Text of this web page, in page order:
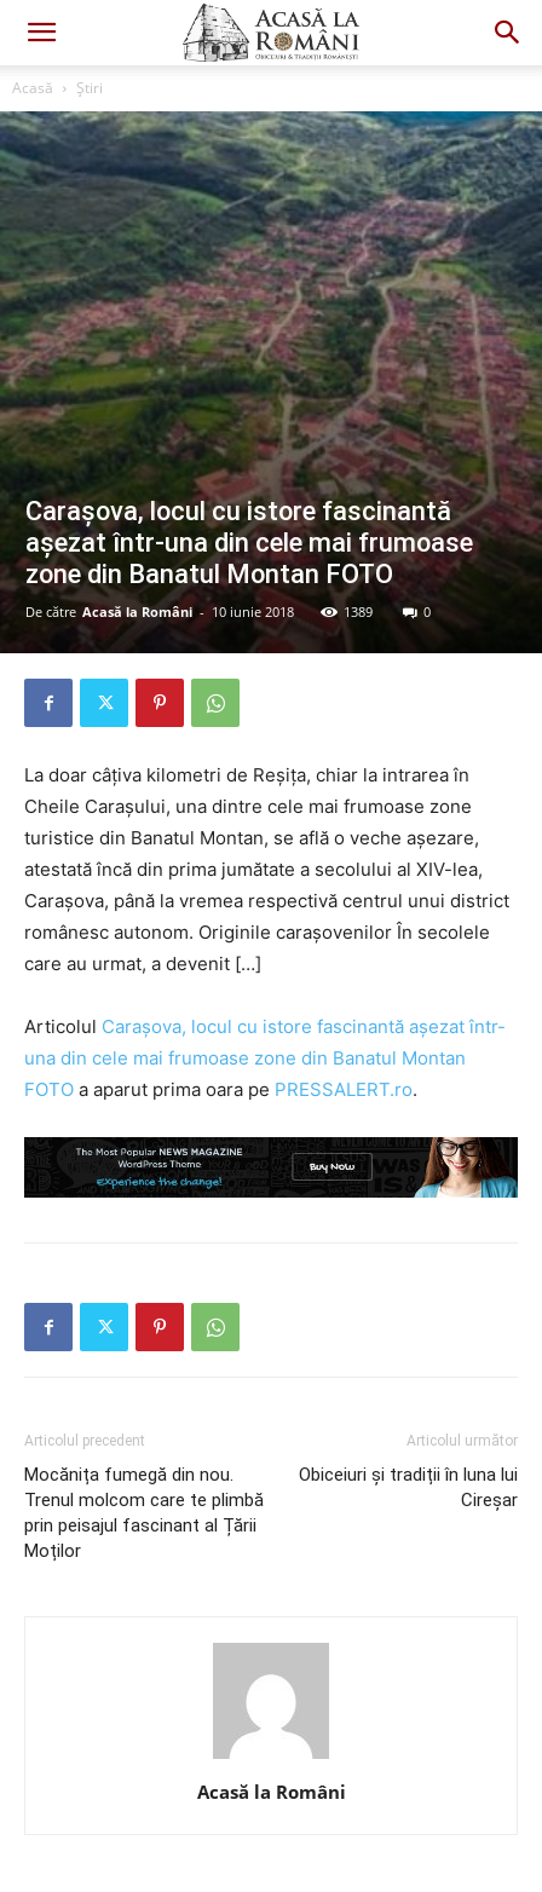
Acasă Știri
Carașova, locul cu istore fascinantă
așezat într-una din cele mai frumoase
zone din Banatul Montan FOTO
De către Acasă la Români - 10 iunie 2018 1389 0
La doar câţiva kilometri de Reşiţa, chiar la intrarea în
Cheile Caraşului, una dintre cele mai frumoase zone
turistice din Banatul Montan, se află o veche aşezare,
atestată încă din prima jumătate a secolului al XIV-lea,
Caraşova, până la vremea respectivă centrul unui district
românesc autonom. Originile caraşovenilor În secolele
care au urmat, a devenit […]
Articolul Carașova, locul cu istore fascinantă așezat într-
una din cele mai frumoase zone din Banatul Montan
FOTO a aparut prima oara pe PRESSALERT.ro.
Articolul precedent
Mocănița fumegă din nou.
Trenul molcom care te plimbă
prin peisajul fascinant al Țării
Moților
Articolul următor
Obiceiuri și tradiții în luna lui
Cireșar
Acasă la Români